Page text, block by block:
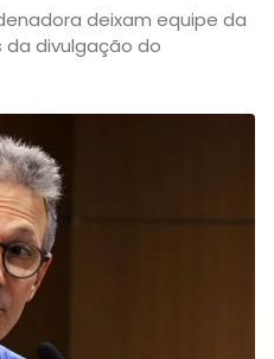
deixam equipe da
da divulgação do